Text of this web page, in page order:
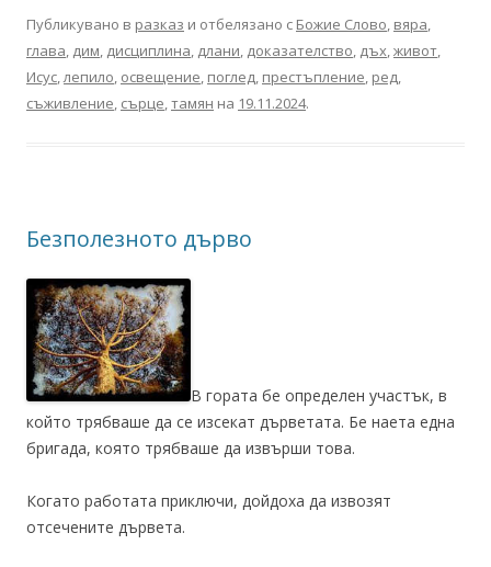
Публикувано в разказ и отбелязано с Божие Слово, вяра,
глава, дим, дисциплина, длани, доказателство, дъх,живот,
Исус,лепило, освещение, поглед, престъпление, ред,
съживление, сърце,тамян на 19.11.2024.
Безполезното дърво
В гората бе определен участък, в
който трябваше да се изсекат дърветата. Бе наета една
бригада, която трябваше да извърши това.
Когато работата приключи, дойдоха да извозят
отсечените дървета.